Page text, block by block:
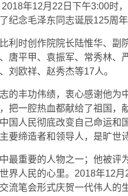
2018年12月22日下午3:00时
纪念毛泽东同志诞辰125周
利时创作院院长陆惟华、副
唐平甲、袁振军、常秀林、
刘欧祥、赵秀杰等17人。
的丰功伟绩，衷心感谢他为
把一腔热血都献给了祖国，
国人民彻底改变自己命运和
要缔造者和领导人，是旷世
最重要的人物之一；他被
界人民的心里。2018年12
流笔会形式庆贺一代伟人的